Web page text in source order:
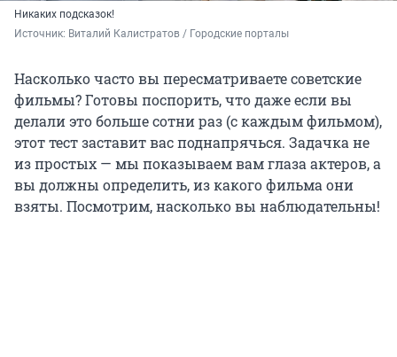
Никаких подсказок!
Источник: Виталий Калистратов / Городские порталы
Насколько часто вы пересматриваете советские
фильмы? Готовы поспорить, что даже если вы
делали это больше сотни раз (с каждым фильмом),
этот тест заставит вас поднапрячься. Задачка не
из простых — мы показываем вам глаза актеров, а
вы должны определить, из какого фильма они
взяты. Посмотрим, насколько вы наблюдательны!